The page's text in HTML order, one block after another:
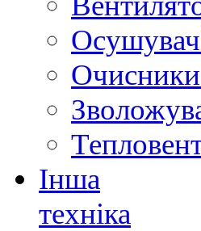
Очисники
Інша
техніка